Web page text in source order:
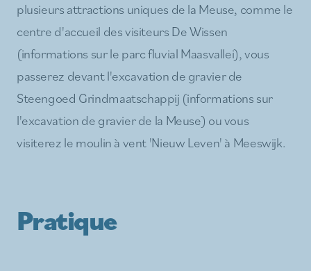
plusieurs attractions uniques de la Meuse, comme le
centre d'accueil des visiteurs De Wissen
(informations sur le parc fluvial Maasvallei), vous
passerez devant l'excavation de gravier de
Steengoed Grindmaatschappij (informations sur
l'excavation de gravier de la Meuse) ou vous
visiterez le moulin à vent 'Nieuw Leven' à Meeswijk.
Pratique